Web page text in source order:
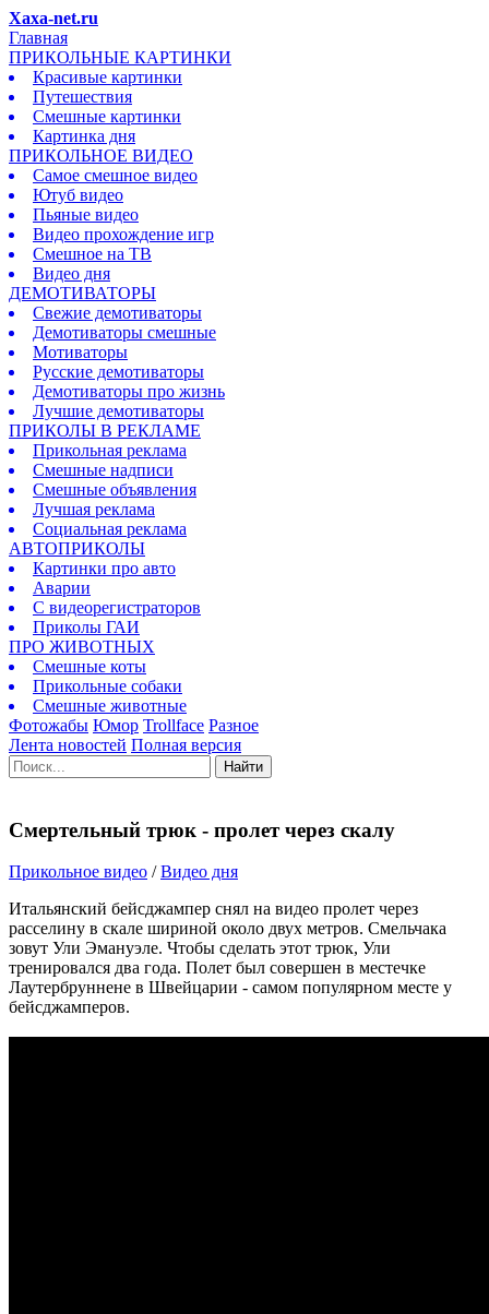
Xaxa-net.ru
Главная
ПРИКОЛЬНЫЕ КАРТИНКИ
Красивые картинки
Путешествия
Смешные картинки
Картинка дня
ПРИКОЛЬНОЕ ВИДЕО
Самое смешное видео
Ютуб видео
Пьяные видео
Видео прохождение игр
Смешное на ТВ
Видео дня
ДЕМОТИВАТОРЫ
Свежие демотиваторы
Демотиваторы смешные
Мотиваторы
Русские демотиваторы
Демотиваторы про жизнь
Лучшие демотиваторы
ПРИКОЛЫ В РЕКЛАМЕ
Прикольная реклама
Смешные надписи
Смешные объявления
Лучшая реклама
Социальная реклама
АВТОПРИКОЛЫ
Картинки про авто
Аварии
С видеорегистраторов
Приколы ГАИ
ПРО ЖИВОТНЫХ
Смешные коты
Прикольные собаки
Смешные животные
Фотожабы Юмор Trollface Разное
Лента новостей Полная версия
Найти
Смертельный трюк - пролет через скалу
Прикольное видео /Видео дня
Итальянский бейсджампер снял на видео пролет через
расселину в скале шириной около двух метров. Смельчака
зовут Ули Эмануэле. Чтобы сделать этот трюк, Ули
тренировался два года. Полет был совершен в местечке
Лаутербруннене в Швейцарии - самом популярном месте у
бейсджамперов.